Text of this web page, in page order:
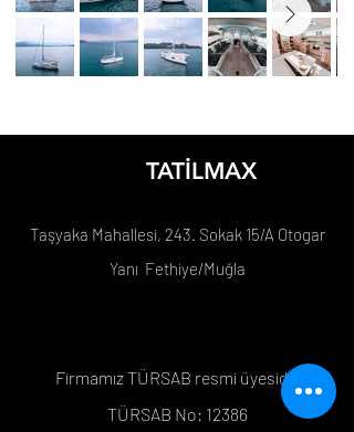
TATİLMAX
Taşyaka Mahallesi, 243. Sokak 15/A Otogar
Yanı Fethiye/Muğla
Firmamız TÜRSAB resmi üyesidir
TÜRSAB No: 12386